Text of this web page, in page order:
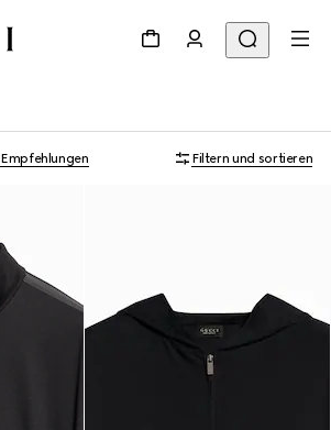
Empfehlungen Filtern und sortieren